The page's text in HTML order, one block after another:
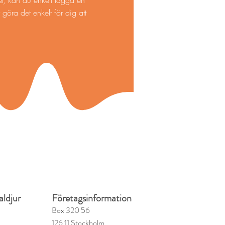
Företagsinformation
Box 320 56
det enkelt för dig att